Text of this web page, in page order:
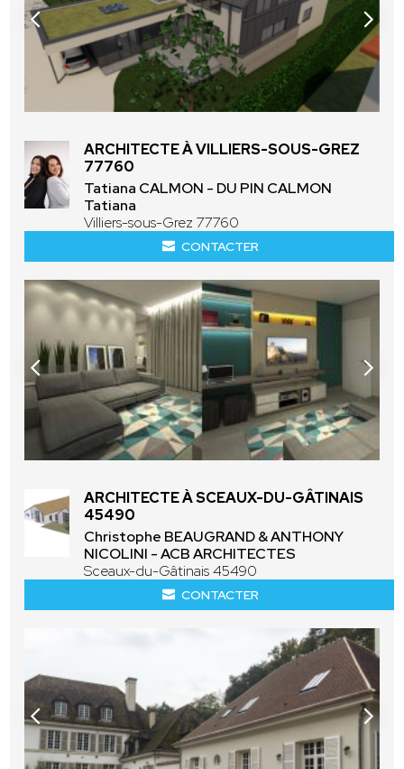
ARCHITECTE À VILLIERS-SOUS-GREZ
77760
Tatiana CALMON - DU PIN CALMON
Tatiana
Villiers-sous-Grez 77760
CONTACTER
ARCHITECTE À SCEAUX-DU-GÂTINAIS
45490
Christophe BEAUGRAND & ANTHONY
NICOLINI - ACB ARCHITECTES
Sceaux-du-Gâtinais 45490
CONTACTER